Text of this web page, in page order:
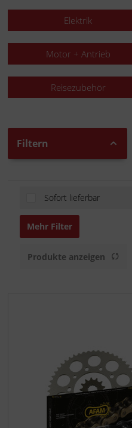
Elektrik
Motor + Antrieb
Reisezubehör
Filtern
Sofort lieferbar
Mehr Filter
Produkte anzeigen